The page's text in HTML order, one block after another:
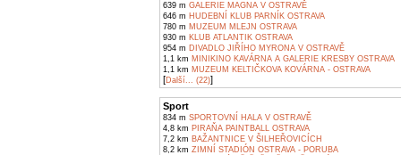
639 m GALERIE MAGNA V OSTRAVĚ
646 m HUDEBNÍ KLUB PARNÍK OSTRAVA
780 m MUZEUM MLEJN OSTRAVA
930 m KLUB ATLANTIK OSTRAVA
954 m DIVADLO JIŘÍHO MYRONA V OSTRAVĚ
1,1 km MINIKINO KAVÁRNA A GALERIE KRESBY OSTRAVA
1,1 km MUZEUM KELTIČKOVA KOVÁRNA - OSTRAVA
[Další... (22)]
Sport
834 m SPORTOVNÍ HALA V OSTRAVĚ
4,8 km PIRAŇA PAINTBALL OSTRAVA
7,2 km BAŽANTNICE V ŠILHEŘOVICÍCH
8,2 km ZIMNÍ STADIÓN OSTRAVA - PORUBA